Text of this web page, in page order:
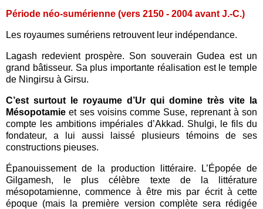
Période néo-sumérienne (vers 2150 - 2004 avant J.-C.)
Les royaumes sumériens retrouvent leur indépendance.
Lagash redevient prospère. Son souverain Gudea est un
grand bâtisseur. Sa plus importante réalisation est le temple
de Ningirsu à Girsu.
C’est surtout le royaume d’Ur qui domine très vite la
Mésopotamie et ses voisins comme Suse, reprenant à son
compte les ambitions impériales d’Akkad. Shulgi, le fils du
fondateur, a lui aussi laissé plusieurs témoins de ses
constructions pieuses.
Épanouissement de la production littéraire. L’Épopée de
Gilgamesh, le plus célèbre texte de la littérature
mésopotamienne, commence à être mis par écrit à cette
époque (mais la première version complète sera rédigée